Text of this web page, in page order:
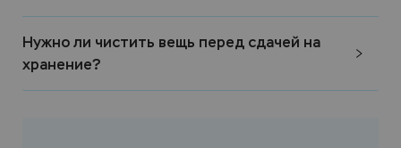
Нужно ли чистить вещь перед сдачей на
хранение?